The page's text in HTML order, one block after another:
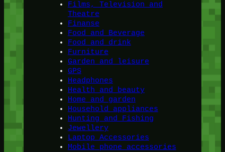
Films, Television and
Theatre
Finanse
Food and Beverage
Food and drink
Furniture
Garden and leisure
GPS
Headphones
Health and beauty
Home and garden
Household appliances
Hunting and Fishing
Jewellery
Laptop Accessories
Mobile phone accessories